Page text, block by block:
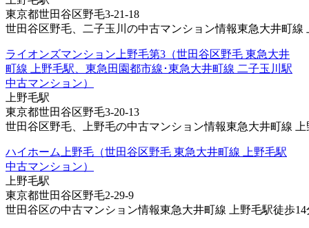
東京都世田谷区野毛3-21-18
世田谷区野毛、二子玉川の中古マンション情報東急大井町線
ライオンズマンション上野毛第3（世田谷区野毛 東急大井
町線 上野毛駅、東急田園都市線･東急大井町線 二子玉川駅
中古マンション）
上野毛駅
東京都世田谷区野毛3-20-13
世田谷区野毛、上野毛の中古マンション情報東急大井町線 上
ハイホーム上野毛（世田谷区野毛 東急大井町線 上野毛駅
中古マンション）
上野毛駅
東京都世田谷区野毛2-29-9
世田谷区の中古マンション情報東急大井町線 上野毛駅徒歩14